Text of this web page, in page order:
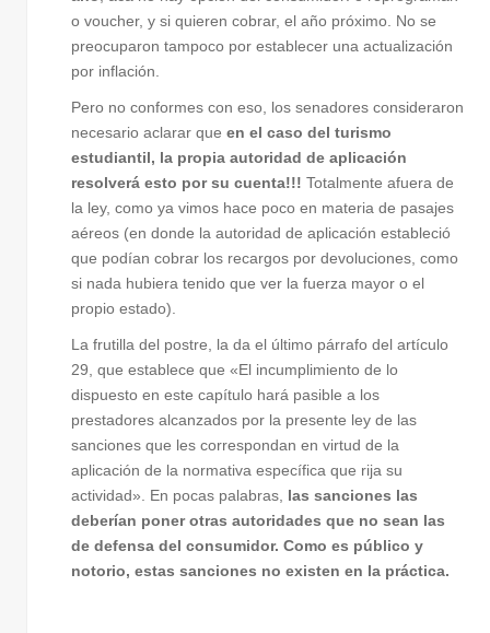
o voucher, y si quieren cobrar, el año próximo. No se
preocuparon tampoco por establecer una actualización
por inflación.
Pero no conformes con eso, los senadores consideraron
necesario aclarar que en el caso del turismo
estudiantil, la propia autoridad de aplicación
resolverá esto por su cuenta!!! Totalmente afuera de
la ley, como ya vimos hace poco en materia de pasajes
aéreos (en donde la autoridad de aplicación estableció
que podían cobrar los recargos por devoluciones, como
si nada hubiera tenido que ver la fuerza mayor o el
propio estado).
La frutilla del postre, la da el último párrafo del artículo
29, que establece que «El incumplimiento de lo
dispuesto en este capítulo hará pasible a los
prestadores alcanzados por la presente ley de las
sanciones que les correspondan en virtud de la
aplicación de la normativa específica que rija su
actividad». En pocas palabras, las sanciones las
deberían poner otras autoridades que no sean las
de defensa del consumidor. Como es público y
notorio, estas sanciones no existen en la práctica.